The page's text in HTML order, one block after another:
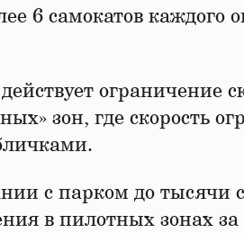
6 самокатов каждого
ограничение
зон, где скорость
с парком до тысячи
в пилотных зонах